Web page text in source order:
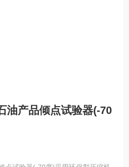
油产品倾点试验器(-70